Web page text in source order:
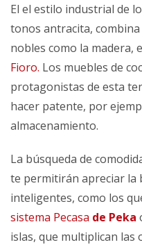
El el estilo industrial de
tonos antracita,
nobles como la madera,
Fioro. Los muebles de
protagonistas de esta
hacer patente, por
almacenamiento.
La búsqueda de
te permitirán apreciar la
inteligentes, como los
sistema Pecasa de Peka
islas, que multiplican las